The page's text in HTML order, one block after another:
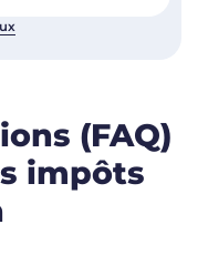
(FAQ)
impôts